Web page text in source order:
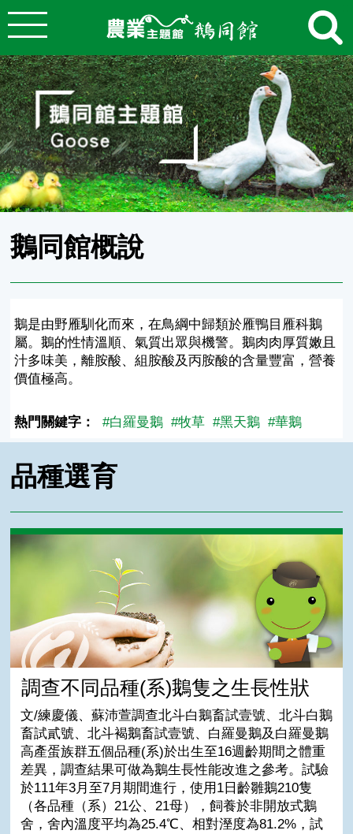
跳到主要內容
農業知識入口網
鵝同館概說
鵝是由野雁馴化而來，在鳥綱中歸類於雁鴨目雁科鵝
屬。鵝的性情溫順、氣質出眾與機警。鵝肉肉厚質嫩且
汁多味美，離胺酸、組胺酸及丙胺酸的含量豐富，營養
價值極高。
熱門關鍵字： #白羅曼鵝 #牧草 #黑天鵝 #華鵝
品種選育
調查不同品種(系)鵝隻之生長性狀
調查不同品種(系)鵝隻之生長性狀
文/練慶儀、蘇沛萱調查北斗白鵝畜試壹號、北斗白鵝
畜試貳號、北斗褐鵝畜試壹號、白羅曼鵝及白羅曼鵝
高產蛋族群五個品種(系)於出生至16週齡期間之體重
差異，調查結果可做為鵝生長性能改進之參考。試驗
於111年3月至7月期間進行，使用1日齡雛鵝210隻
（各品種（系）21公、21母），飼養於非開放式鵝
舍，舍內溫度平均為25.4℃、相對溼度為81.2%，試